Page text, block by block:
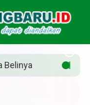
Pahlawan Marvel